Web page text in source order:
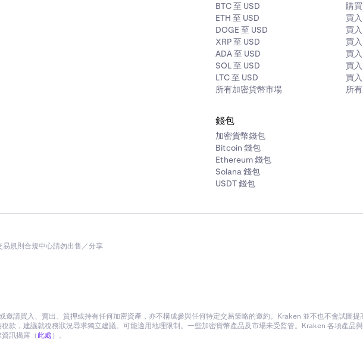
BTC 至 USD
ETH 至 USD
DOGE 至 USD
XRP 至 USD
ADA 至 USD
SOL 至 USD
LTC 至 USD
所有加密貨幣市場
購
買
買
買
買
買
買
所
錢包
加密貨幣錢包
Bitcoin 錢包
Ethereum 錢包
Solana 錢包
USDT 錢包
易規則合規中心請勿出售／分享
邀請買入、賣出、質押或持有任何加密資產，亦不構成參與任何特定交易策略的邀約。Kraken 並不也不會試圖
款，建議就稅務狀況尋求獨立建議。可能適用地理限制。一些加密貨幣產品及市場未受監管。Kraken 各項產品
訊揭露（此處）。